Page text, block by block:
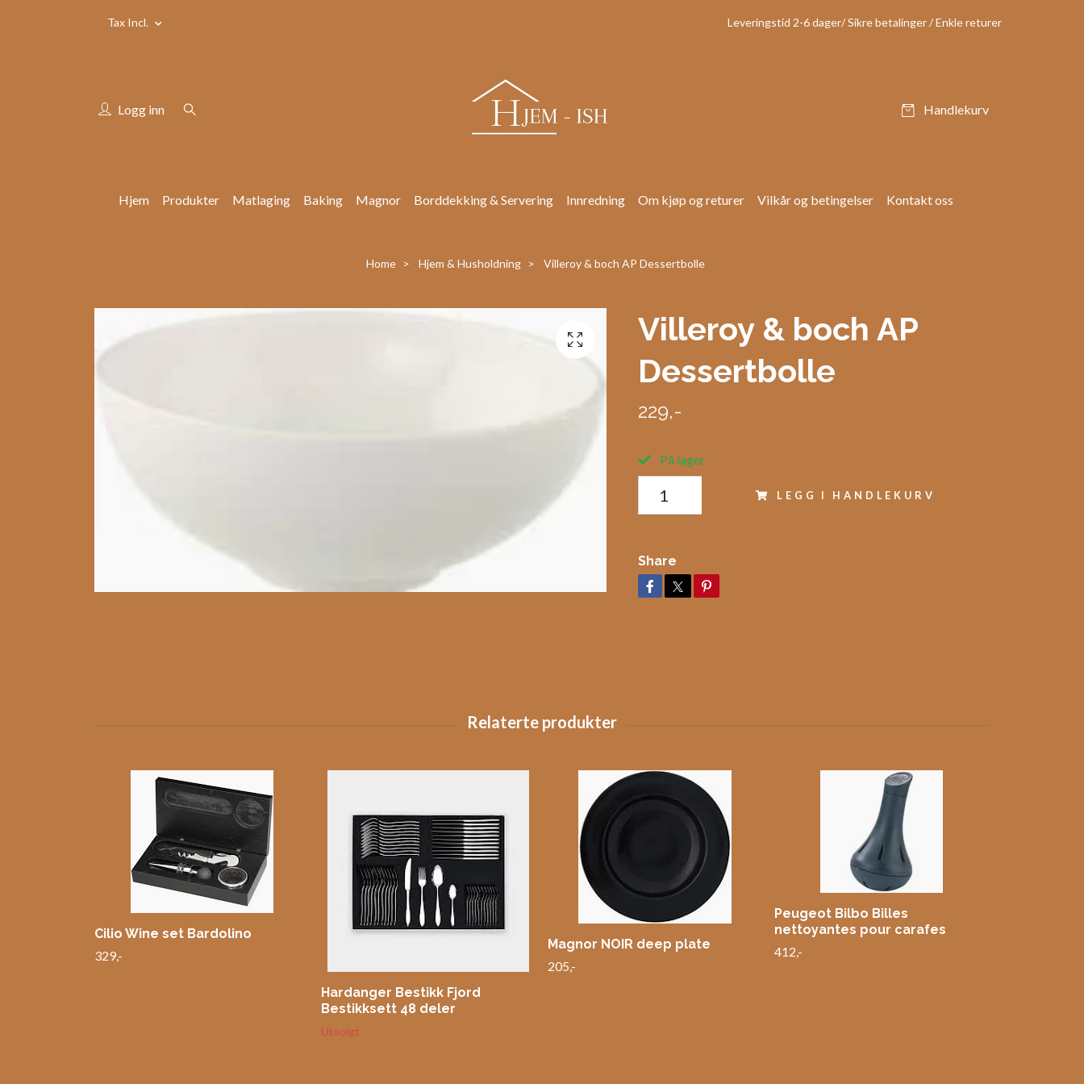
Tax Incl. Leveringstid 2-6 dager/ Sikre betalinger / Enkle returer
Logg inn Handlekurv
Hjem Produkter Matlaging Baking Magnor Borddekking & Servering Innredning Om kjøp og returer Vilkår og betingelser Kontakt oss
Home Hjem & Husholdning Villeroy & boch AP Dessertbolle
Villeroy & boch AP
Dessertbolle
229,-
På lager
LEGG I HANDLEKURV
Share
Cilio Wine set Bardolino
329,-
Hardanger Bestikk Fjord
Bestikksett 48 deler
Utsolgt
Magnor NOIR deep plate
205,-
Peugeot Bilbo Billes
nettoyantes pour carafes
412,-